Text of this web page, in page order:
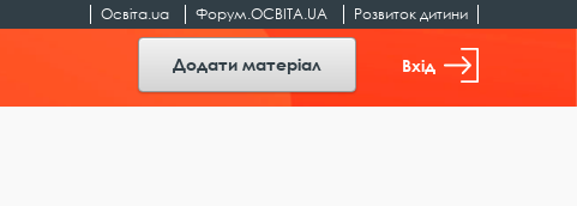
Освіта.ua Форум.ОСВІТА.UA Розвиток дитини
Додати матеріал Вхід